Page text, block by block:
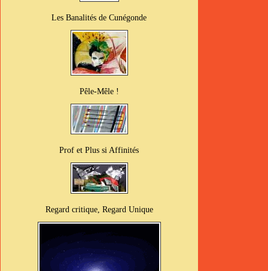
Les Banalités de Cunégonde
Pêle-Mêle !
Prof et Plus si Affinités
Regard critique, Regard Unique